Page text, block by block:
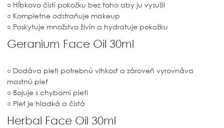
○ Hĺbkovo čistí pokožku bez toho aby ju vysušil
○ Kompletne odstraňuje makeup
○ Poskytuje množstvo živín a hydratuje pokožku
Geranium Face Oil 30ml
○ Dodáva pleti potrebnú vlhkosť a zároveň vyrovnáva
mastnú pleť
○ Bojuje s chybami pleti
○ Pleť je hladká a čistá
Herbal Face Oil 30ml